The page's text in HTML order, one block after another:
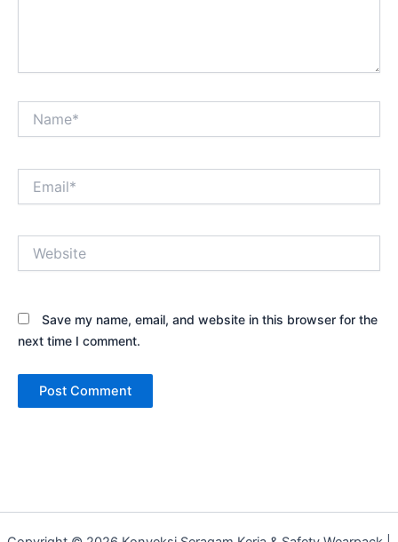
Save my name, email, and website in this browser for the
next time I comment.